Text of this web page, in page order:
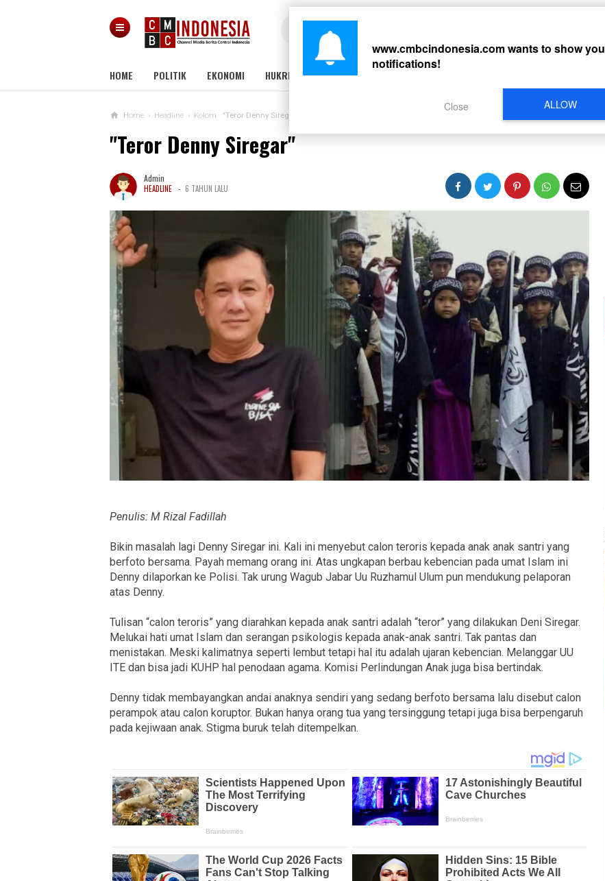
HOME POLITIK EKONOMI HUKRIM PERISTIWA
Home › Headline › Kolom "Teror Denny Siregar"
"Teror Denny Siregar"
Admin
HEADLINE - 6 TAHUN LALU
Penulis: M Rizal Fadillah
Bikin masalah lagi Denny Siregar ini. Kali ini menyebut calon teroris kepada anak anak santri yang
berfoto bersama. Payah memang orang ini. Atas ungkapan berbau kebencian pada umat Islam ini
Denny dilaporkan ke Polisi. Tak urung Wagub Jabar Uu Ruzhamul Ulum pun mendukung pelaporan
atas Denny.
Tulisan “calon teroris” yang diarahkan kepada anak santri adalah “teror” yang dilakukan Deni Siregar.
Melukai hati umat Islam dan serangan psikologis kepada anak-anak santri. Tak pantas dan
menistakan. Meski kalimatnya seperti lembut tetapi hal itu adalah ujaran kebencian. Melanggar UU
ITE dan bisa jadi KUHP hal penodaan agama. Komisi Perlindungan Anak juga bisa bertindak.
Denny tidak membayangkan andai anaknya sendiri yang sedang berfoto bersama lalu disebut calon
perampok atau calon koruptor. Bukan hanya orang tua yang tersinggung tetapi juga bisa berpengaruh
pada kejiwaan anak. Stigma buruk telah ditempelkan.
www.cmbcindonesia.comwants to show you
notifications!
ALLOW
Close